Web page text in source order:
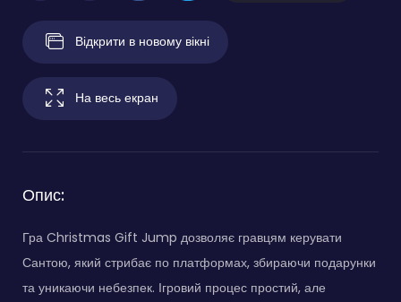
Відкрити в новому вікні
На весь екран
Опис:
Гра Christmas Gift Jump дозволяє гравцям керувати
Сантою, який стрибає по платформах, збираючи подарунки
та уникаючи небезпек. Ігровий процес простий, але